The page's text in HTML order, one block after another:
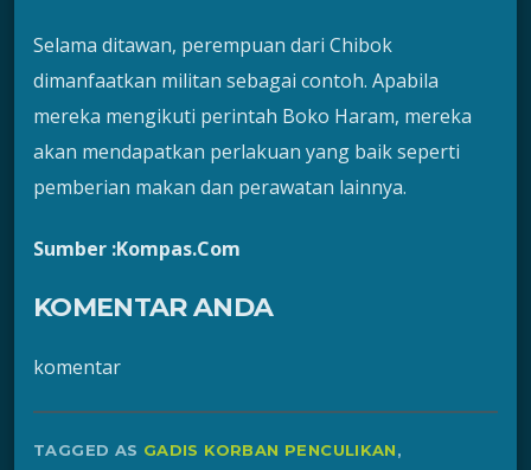
Selama ditawan, perempuan dari Chibok
dimanfaatkan militan sebagai contoh. Apabila
mereka mengikuti perintah Boko Haram, mereka
akan mendapatkan perlakuan yang baik seperti
pemberian makan dan perawatan lainnya.
Sumber :Kompas.Com
KOMENTAR ANDA
komentar
TAGGED AS GADIS KORBAN PENCULIKAN,